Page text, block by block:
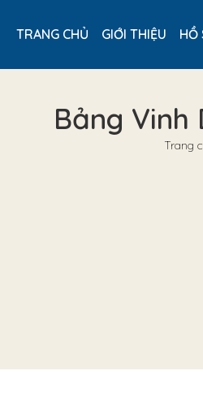
TRANG CHỦ GIỚI THIỆU HỒ
Bảng Vinh
Trang